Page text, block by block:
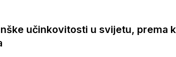
učinkovitosti u svijetu, prema